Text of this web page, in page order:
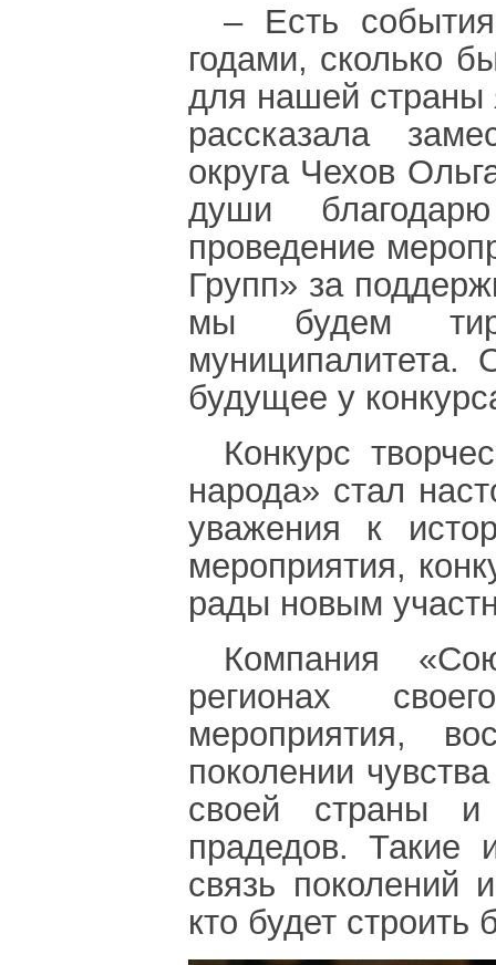
– Есть
годами, сколько
для нашей страны
рассказала
округа Чехов
души
проведение
Групп» за
мы будем
муниципалитета.
будущее у
Конкурс
народа» стал
уважения к
мероприятия,
рады новым
Компания
регионах
мероприятия,
поколении
своей страны
прадедов. Такие
связь поколений
кто будет